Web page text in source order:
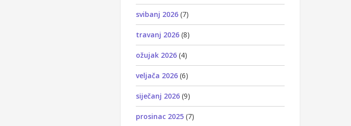
svibanj 2026 (7)
travanj 2026 (8)
ožujak 2026 (4)
veljača 2026 (6)
siječanj 2026 (9)
prosinac 2025 (7)